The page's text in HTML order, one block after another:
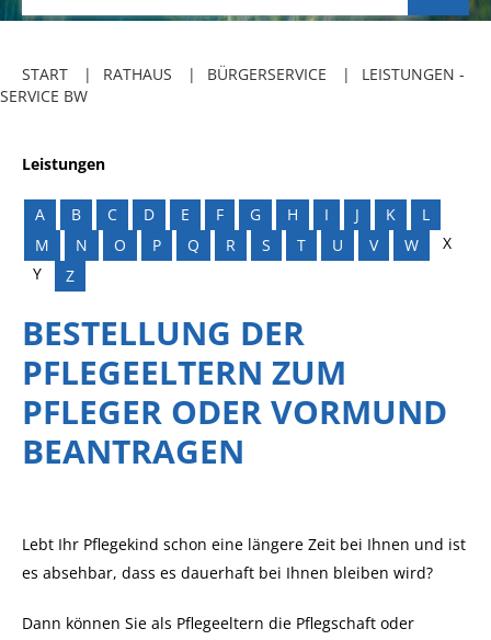
START RATHAUS BÜRGERSERVICE
LEISTUNGEN -
SERVICE BW
Leistungen
A B C D E F G H I J K
L
M
N O P Q R S T U V W
X
Y
Z
BESTELLUNG DER
PFLEGEELTERN ZUM
PFLEGER ODER VORMUND
BEANTRAGEN
Lebt Ihr Pflegekind schon eine längere Zeit bei Ihnen und ist
es absehbar, dass es dauerhaft bei Ihnen bleiben wird?
Dann können Sie als Pflegeeltern die Pflegschaft oder